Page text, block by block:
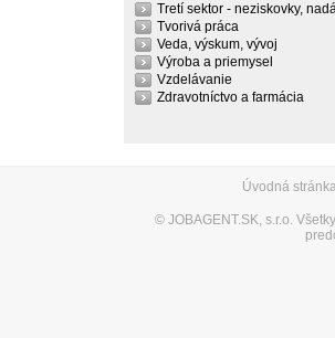
Tretí sektor - neziskovky,
Tvorivá práca
Veda, výskum, vývoj
Výroba a priemysel
Vzdelávanie
Zdravotníctvo a farmácia
Úvodná
© JOBAGENT.SK, s.r.o.